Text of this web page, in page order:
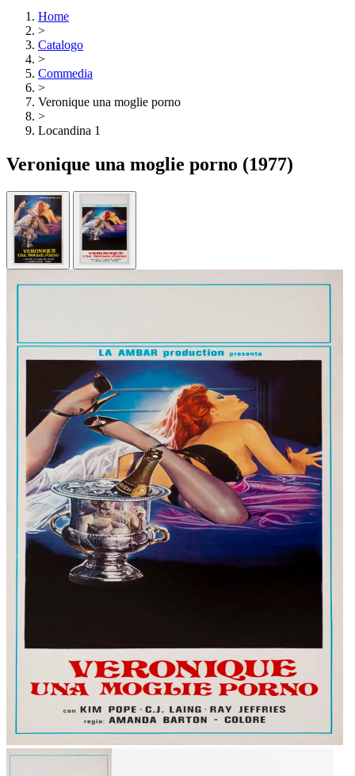
Home
>
Catalogo
>
Commedia
>
Veronique una moglie porno
>
Locandina 1
Veronique una moglie porno (1977)